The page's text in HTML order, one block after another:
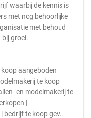
waarbij de kennis is
met nog behoorlijke
met behoud
groei.
koop aangeboden
te koop
en modelmakerij te
|
bedrijf te koop gev..